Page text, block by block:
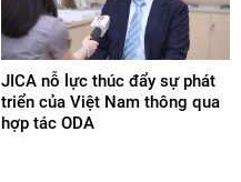
JICA nỗ lực thúc đẩy sự phát
triển của Việt Nam thông qua
hợp tác ODA